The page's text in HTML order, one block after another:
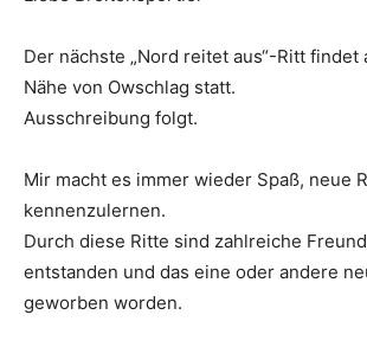
Der nächste „Nord reitet aus“-Ritt findet
Nähe von Owschlag statt.
Ausschreibung folgt.
Mir macht es immer wieder Spaß, neue
kennenzulernen.
Durch diese Ritte sind zahlreiche
entstanden und das eine oder andere
geworben worden.